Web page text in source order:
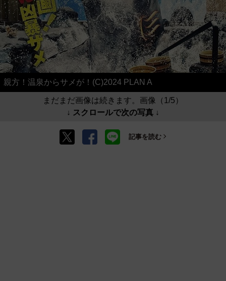
親方！温泉からサメが！(C)2024 PLAN A
まだまだ画像は続きます。画像（1/5）
↓ スクロールで次の写真 ↓
記事を読む